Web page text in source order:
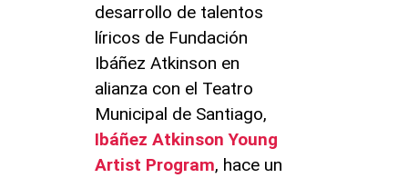
desarrollo de talentos
líricos de Fundación
Ibáñez Atkinson en
alianza con el Teatro
Municipal de Santiago,
Ibáñez Atkinson Young
Artist Program, hace un